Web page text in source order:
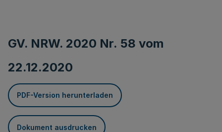
GV. NRW. 2020 Nr. 58 vom
22.12.2020
PDF-Version herunterladen
Dokument ausdrucken